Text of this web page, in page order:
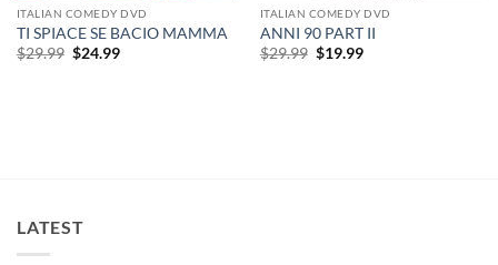
ITALIAN COMEDY DVD
TI SPIACE SE BACIO MAMMA
$29.99 Original
$24.99Current
ITALIAN COMEDY DVD
ANNI 90 PART II
$29.99 Original
$19.99Current
LATEST